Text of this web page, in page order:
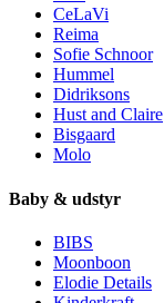
CeLaVi
Reima
Sofie Schnoor
Hummel
Didriksons
Hust and Claire
Bisgaard
Molo
Baby & udstyr
BIBS
Moonboon
Elodie Details